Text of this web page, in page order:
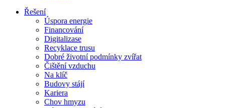
Řešení
Úspora energie
Financování
Digitalizase
Recyklace trusu
Dobré životní podmínky zvířat
Čištění vzduchu
Na klíč
Budovy stájí
Kariera
Chov hmyzu